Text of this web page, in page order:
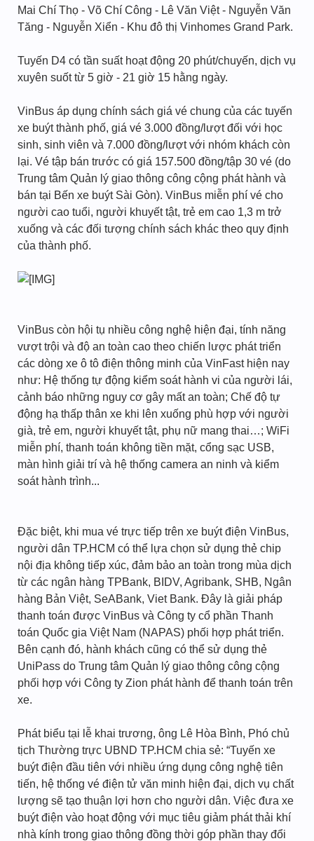
Mai Chí Thọ - Võ Chí Công - Lê Văn Việt - Nguyễn Văn
Tăng - Nguyễn Xiển - Khu đô thị Vinhomes Grand Park.
Tuyến D4 có tần suất hoạt động 20 phút/chuyến, dịch vụ
xuyên suốt từ 5 giờ - 21 giờ 15 hằng ngày.
VinBus áp dụng chính sách giá vé chung của các tuyến
xe buýt thành phố, giá vé 3.000 đồng/lượt đối với học
sinh, sinh viên và 7.000 đồng/lượt với nhóm khách còn
lại. Vé tập bán trước có giá 157.500 đồng/tập 30 vé (do
Trung tâm Quản lý giao thông công cộng phát hành và
bán tại Bến xe buýt Sài Gòn). VinBus miễn phí vé cho
người cao tuổi, người khuyết tật, trẻ em cao 1,3 m trở
xuống và các đối tượng chính sách khác theo quy định
của thành phố.
VinBus còn hội tụ nhiều công nghệ hiện đại, tính năng
vượt trội và độ an toàn cao theo chiến lược phát triển
các dòng xe ô tô điện thông minh của VinFast hiện nay
như: Hệ thống tự động kiểm soát hành vi của người lái,
cảnh báo những nguy cơ gây mất an toàn; Chế độ tự
động hạ thấp thân xe khi lên xuống phù hợp với người
già, trẻ em, người khuyết tật, phụ nữ mang thai…; WiFi
miễn phí, thanh toán không tiền mặt, cổng sạc USB,
màn hình giải trí và hệ thống camera an ninh và kiểm
soát hành trình...
Đặc biệt, khi mua vé trực tiếp trên xe buýt điện VinBus,
người dân TP.HCM có thể lựa chọn sử dụng thẻ chip
nội địa không tiếp xúc, đảm bảo an toàn trong mùa dịch
từ các ngân hàng TPBank, BIDV, Agribank, SHB, Ngân
hàng Bản Việt, SeABank, Viet Bank. Đây là giải pháp
thanh toán được VinBus và Công ty cổ phần Thanh
toán Quốc gia Việt Nam (NAPAS) phối hợp phát triển.
Bên cạnh đó, hành khách cũng có thể sử dụng thẻ
UniPass do Trung tâm Quản lý giao thông công cộng
phối hợp với Công ty Zion phát hành để thanh toán trên
xe.
Phát biểu tại lễ khai trương, ông Lê Hòa Bình, Phó chủ
tịch Thường trực UBND TP.HCM chia sẻ: “Tuyến xe
buýt điện đầu tiên với nhiều ứng dụng công nghệ tiên
tiến, hệ thống vé điện tử văn minh hiện đại, dịch vụ chất
lượng sẽ tạo thuận lợi hơn cho người dân. Việc đưa xe
buýt điện vào hoạt động với mục tiêu giảm phát thải khí
nhà kính trong giao thông đồng thời góp phần thay đổi